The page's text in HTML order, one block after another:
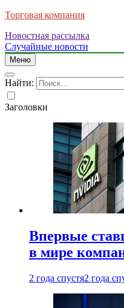
Торговая компания
Новостная рассылка
Случайные новости
Меню
Найти:
Заголовки
Впервые
в мире
2 года спустя2 года